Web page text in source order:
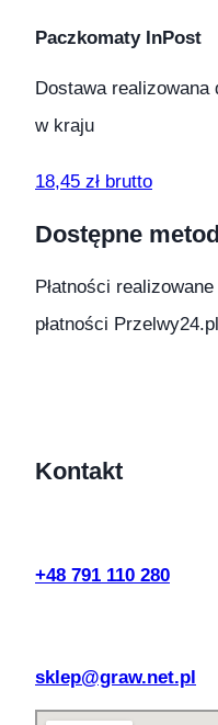
Paczkomaty InPost
Dostawa
w kraju
18,45 zł brutto
Dostępne
Płatności
płatności Przelwy24.pl
Kontakt
+48 791 110 280
sklep@graw.net.pl